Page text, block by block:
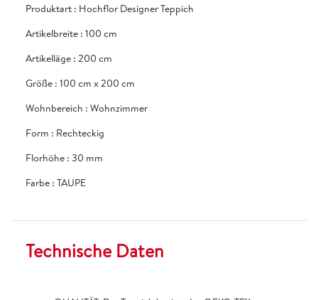
Produktart : Hochflor Designer Teppich
Artikelbreite : 100 cm
Artikelläge : 200 cm
Größe : 100 cm x 200 cm
Wohnbereich : Wohnzimmer
Form : Rechteckig
Florhöhe : 30 mm
Farbe : TAUPE
Technische Daten